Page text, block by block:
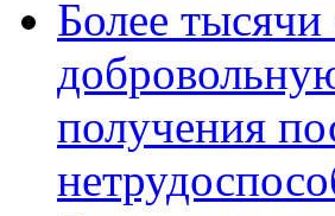
Более
получения